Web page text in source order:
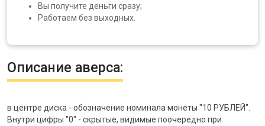
Вы получите деньги сразу;
Работаем без выходных.
Описание аверса:
в центре диска - обозначение номинала монеты "10 РУБЛЕЙ".
Внутри цифры "0" - скрытые, видимые поочередно при